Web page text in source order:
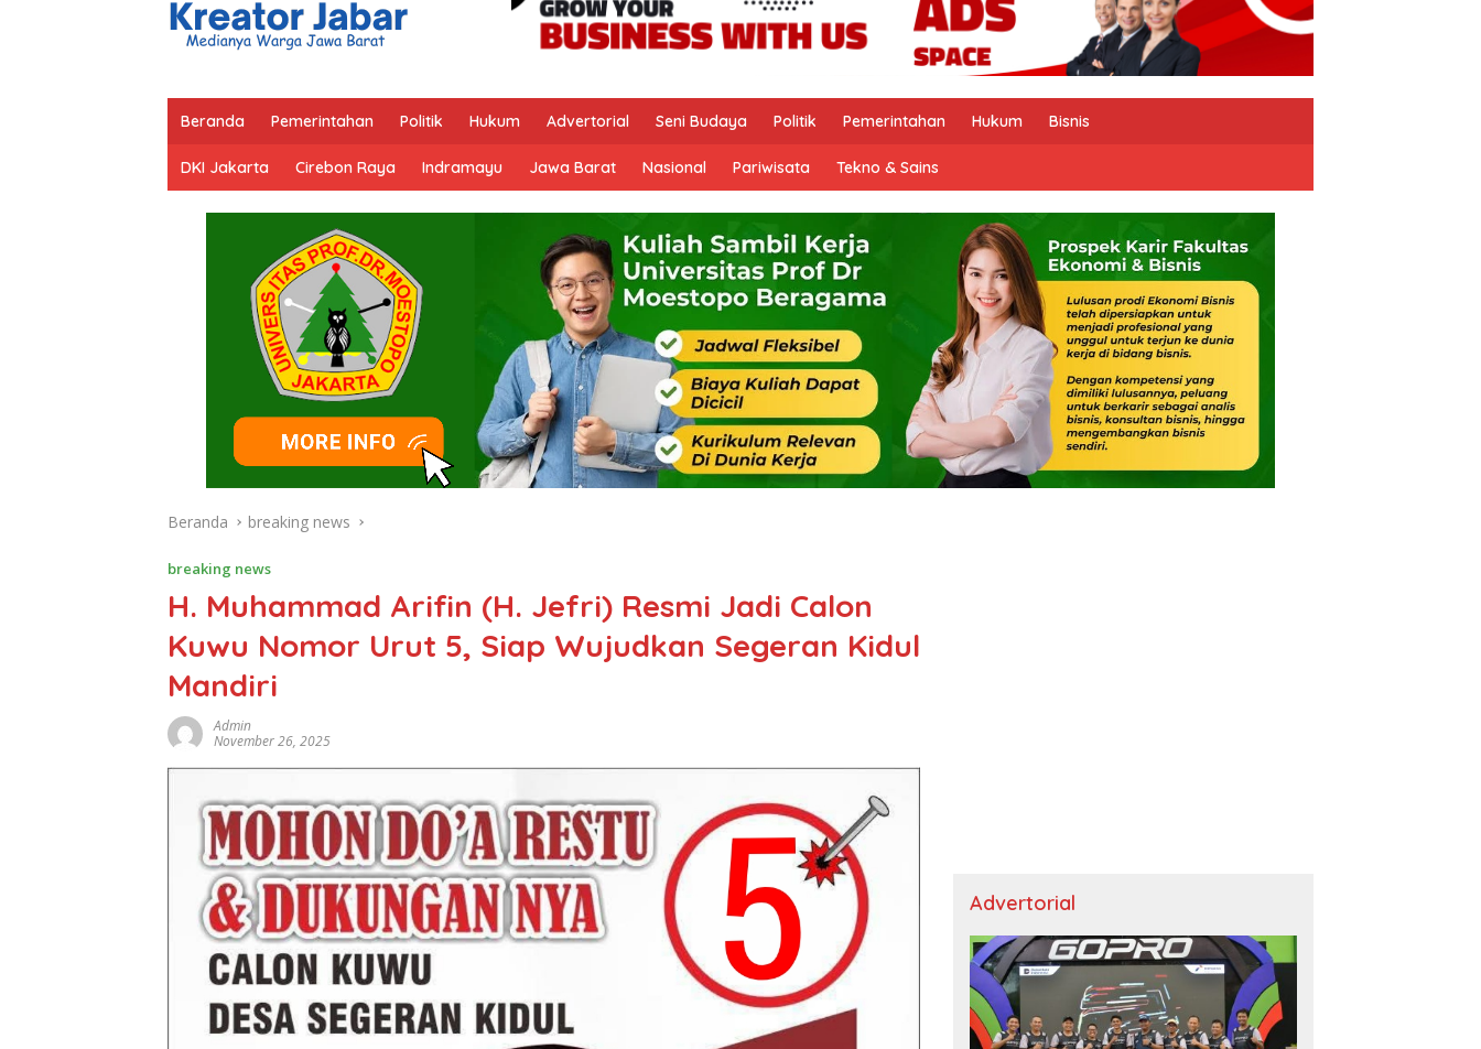
Beranda Pemerintahan Politik Hukum Advertorial Seni Budaya Politik Pemerintahan Hukum Bisnis
DKI Jakarta Cirebon Raya Indramayu Jawa Barat Nasional Pariwisata Tekno & Sains
Beranda breaking news
breaking news
H. Muhammad Arifin (H. Jefri) Resmi Jadi Calon
Kuwu Nomor Urut 5, Siap Wujudkan Segeran Kidul
Mandiri
Admin
November 26, 2025
Advertorial